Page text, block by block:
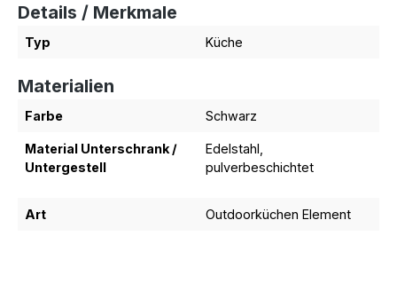
Details / Merkmale
Typ Küche
Materialien
Farbe Schwarz
Material Unterschrank /
Untergestell
Edelstahl,
pulverbeschichtet
Art Outdoorküchen Element